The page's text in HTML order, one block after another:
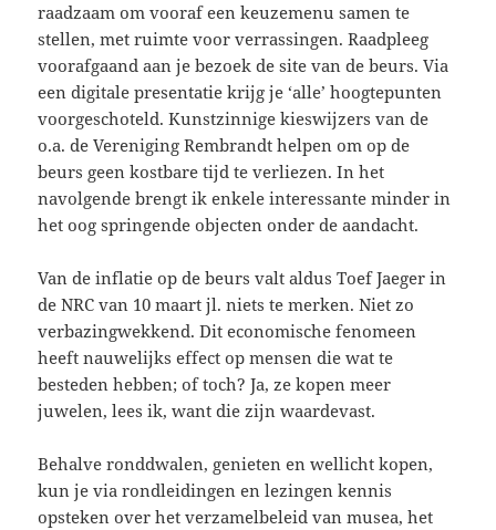
raadzaam om vooraf een keuzemenu samen te
stellen, met ruimte voor verrassingen. Raadpleeg
voorafgaand aan je bezoek de site van de beurs. Via
een digitale presentatie krijg je ‘alle’ hoogtepunten
voorgeschoteld. Kunstzinnige kieswijzers van de
o.a. de Vereniging Rembrandt helpen om op de
beurs geen kostbare tijd te verliezen. In het
navolgende brengt ik enkele interessante minder in
het oog springende objecten onder de aandacht.
Van de inflatie op de beurs valt aldus Toef Jaeger in
de NRC van 10 maart jl. niets te merken. Niet zo
verbazingwekkend. Dit economische fenomeen
heeft nauwelijks effect op mensen die wat te
besteden hebben; of toch? Ja, ze kopen meer
juwelen, lees ik, want die zijn waardevast.
Behalve ronddwalen, genieten en wellicht kopen,
kun je via rondleidingen en lezingen kennis
opsteken over het verzamelbeleid van musea, het